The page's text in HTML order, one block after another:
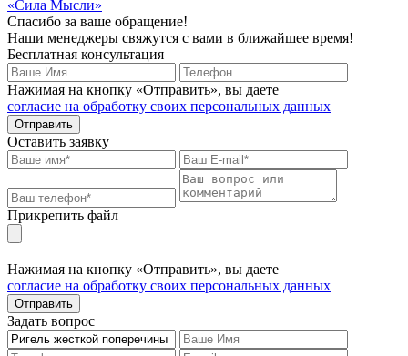
«Сила Мысли»
Спасибо за ваше обращение!
Наши менеджеры свяжутся с вами в ближайшее время!
Бесплатная консультация
Нажимая на кнопку «Отправить», вы даете
согласие на обработку своих персональных данных
Отправить
Оставить заявку
Прикрепить файл
Нажимая на кнопку «Отправить», вы даете
согласие на обработку своих персональных данных
Отправить
Задать вопрос